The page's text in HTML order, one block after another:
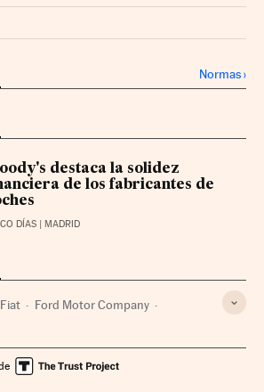
en Facebook
Días en Twitter
Normas›
destaca la solidez
de los fabricantes de
DÍAS | MADRID
Fiat Ford Motor Company
automóviles